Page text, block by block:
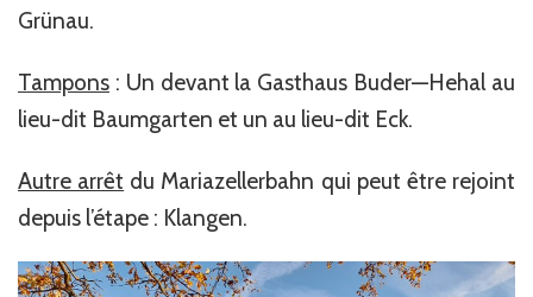
Grünau.
Tampons : Un devant la Gasthaus Buder—Hehal au
lieu-dit Baumgarten et un au lieu-dit Eck.
Autre arrêt du Mariazellerbahn qui peut être rejoint
depuis l’étape : Klangen.